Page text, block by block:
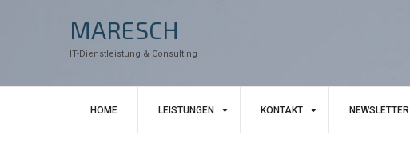
MARESCH
IT-Dienstleistung & Consulting
HOME LEISTUNGEN KONTAKT NEWSLETTER